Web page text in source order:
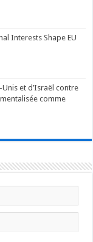
Interests Shape EU
et d’Israël contre
comme